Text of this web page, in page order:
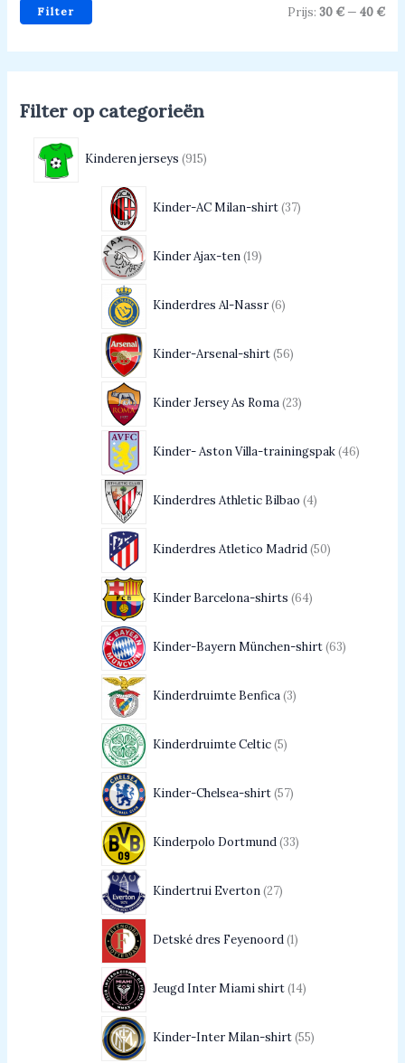
Filter Prijs: 30 €— 40 €
Filter op categorieën
Kinderen jerseys 915
Kinder-AC Milan-shirt 37
Kinder Ajax-ten 19
Kinderdres Al-Nassr 6
Kinder-Arsenal-shirt 56
Kinder Jersey As Roma 23
Kinder- Aston Villa-trainingspak 46
Kinderdres Athletic Bilbao 4
Kinderdres Atletico Madrid 50
Kinder Barcelona-shirts 64
Kinder-Bayern München-shirt 63
Kinderdruimte Benfica 3
Kinderdruimte Celtic 5
Kinder-Chelsea-shirt 57
Kinderpolo Dortmund 33
Kindertrui Everton 27
Detské dres Feyenoord 1
Jeugd Inter Miami shirt 14
Kinder-Inter Milan-shirt 55